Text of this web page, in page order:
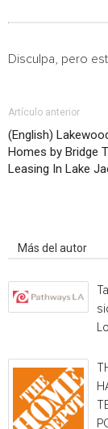
Disculpa, pero
Artículo anterior
(English)
Homes by Bridge
Leasing In Lake
Más del autor